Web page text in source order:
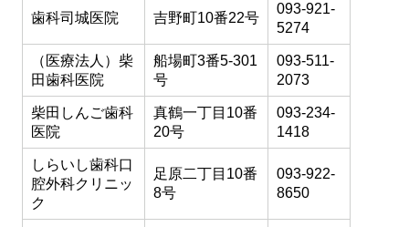
歯科司城医院 吉野町10番22号
093-921-
5274
（医療法人）柴
田歯科医院
船場町3番5-301
号
093-511-
2073
柴田しんご歯科
医院
真鶴一丁目10番
20号
093-234-
1418
しらいし歯科口
腔外科クリニッ
ク
足原二丁目10番
8号
093-922-
8650